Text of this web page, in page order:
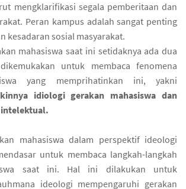
mengklarifikasi segala pemberitaan dan
Peran kampus adalah sangat penting
kesadaran sosial masyarakat.
mahasiswa saat ini setidaknya ada dua
untuk membaca fenomena
yang memprihatinkan ini, yakni
idiologi gerakan mahasiswa dan
mahasiswa dalam perspektif ideologi
untuk membaca langkah-langkah
saat ini. Hal ini dilakukan untuk
ideologi mempengaruhi gerakan